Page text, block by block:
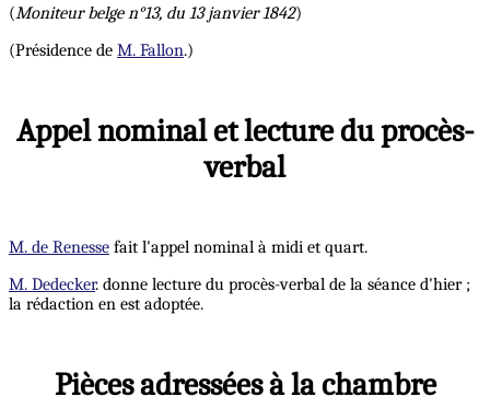
(Moniteur belge n°13, du 13 janvier 1842)
(Présidence de M. Fallon.)
Appel nominal et lecture du procès-
verbal
M. de Renesse fait l'appel nominal à midi et quart.
M. Dedecker. donne lecture du procès-verbal de la séance d'hier ;
la rédaction en est adoptée.
Pièces adressées à la chambre